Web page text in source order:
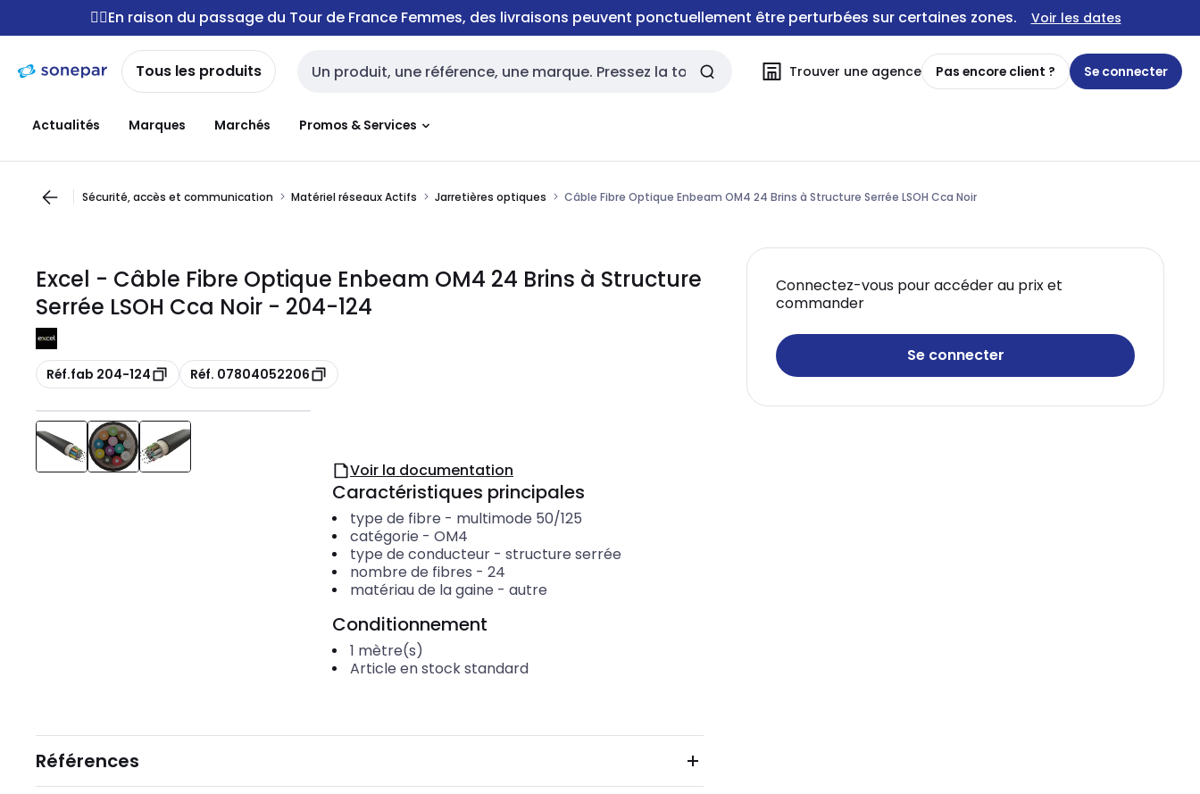
navigation
Passer
au
contenu
🚴‍♂️En raison du passage du Tour de France Femmes, des livraisons peuvent ponctuellement être perturbées sur certaines zones. Voir les dates
Tous les produits Entrée de recherche Trouver une agence Pas encore client ? Se connecter
Actualités Marques Marchés Promos & Services
Sécurité, accès et communication Matériel réseaux Actifs Jarretières optiques Câble Fibre Optique Enbeam OM4 24 Brins à Structure Serrée LSOH Cca Noir
Excel - Câble Fibre Optique Enbeam OM4 24 Brins à Structure
Serrée LSOH Cca Noir - 204-124
Copie
Réf.fab 204-124 Copie
Réf. 07804052206
Connectez-vous pour accéder au prix et
commander
Se connecter
Voir la documentation
Caractéristiques principales
type de fibre - multimode 50/125
catégorie - OM4
type de conducteur- structure serrée
nombre de fibres - 24
matériau de la gaine - autre
Conditionnement
1 mètre(s)
Article en stock standard
Références